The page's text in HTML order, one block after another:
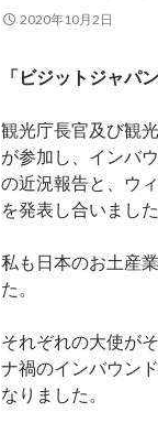
2020年10月2日
「ビジットジャパ
観光庁長官及び観
が参加し、インバ
の近況報告と、ウ
を発表し合いました
私も日本のお土産
た。
それぞれの大使が
ナ禍のインバウン
なりました。